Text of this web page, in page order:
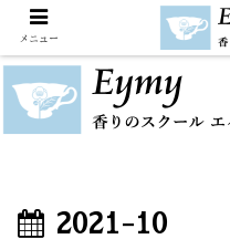
2021-10
メニュー